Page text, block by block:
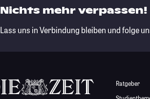
Nichts mehr verpassen!
Lass uns in Verbindung bleiben und folge
Ratgeber